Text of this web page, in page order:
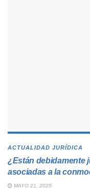
ACTUALIDAD JURÍDICA
¿Están debidamente
asociadas a la
MAYO 21, 2025